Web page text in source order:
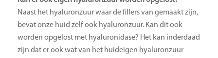
Naast het hyaluronzuur waar de fillers van gemaakt zijn,
bevat onze huid zelf ook hyaluronzuur. Kan dit ook
worden opgelost met hyaluronidase? Het kan inderdaad
zijn dat er ook wat van het huideigen hyaluronzuur